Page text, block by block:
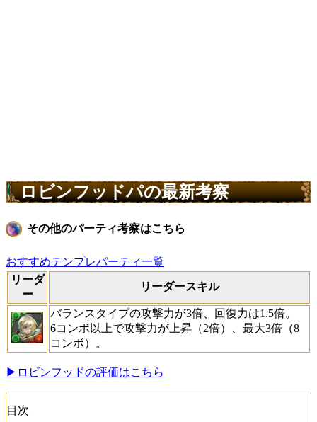
ロビンフッドパの最新考察
その他のパーティ考察はこちら
おすすめテンプレパーティ一覧
リーダ
ー
リーダースキル
バランスタイプの攻撃力が3倍、回復力は1.5倍。
6コンボ以上で攻撃力が上昇（2倍）、最大3倍（8
コンボ）。
▶ロビンフッドの評価はこちら
目次